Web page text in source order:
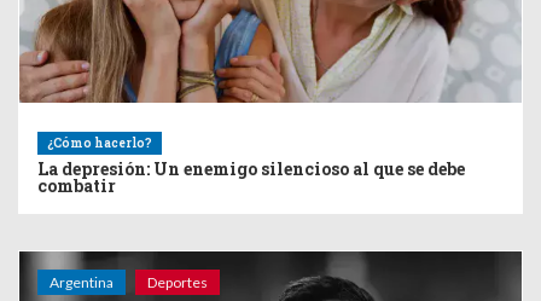
¿Cómo hacerlo?
La depresión: Un enemigo silencioso al que se debe
combatir
Argentina Deportes